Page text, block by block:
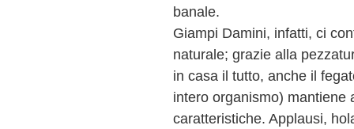
banale.
Giampi Damini, infatti, ci
naturale; grazie alla
in casa il tutto, anche il
intero organismo) mantiene
caratteristiche. Applausi,